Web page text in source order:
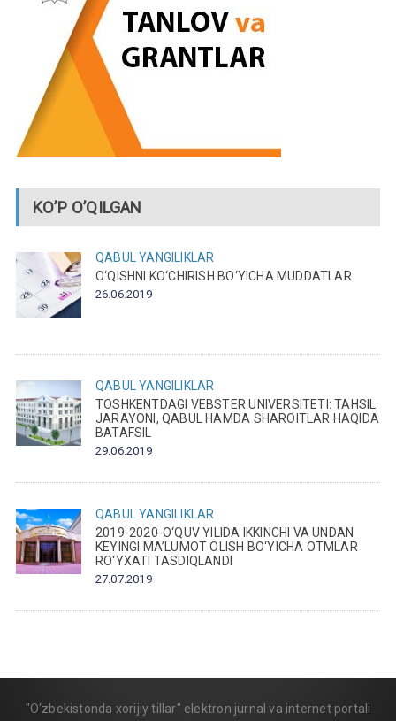
KO’P O’QILGAN
QABUL
YANGILIKLAR
O‘QISHNI KO‘CHIRISH BO‘YICHA MUDDATLAR
26.06.2019
QABUL
YANGILIKLAR
TOSHKENTDAGI VEBSTER UNIVERSITETI: TAHSIL
JARAYONI, QABUL HAMDA SHAROITLAR HAQIDA
BATAFSIL
29.06.2019
QABUL
YANGILIKLAR
2019-2020-O‘QUV YILIDA IKKINCHI VA UNDAN
KEYINGI MA’LUMOT OLISH BO‘YICHA OTMLAR
RO‘YXATI TASDIQLANDI
27.07.2019
"O‘zbekistonda xorijiy tillar" elektron jurnal va internet portali